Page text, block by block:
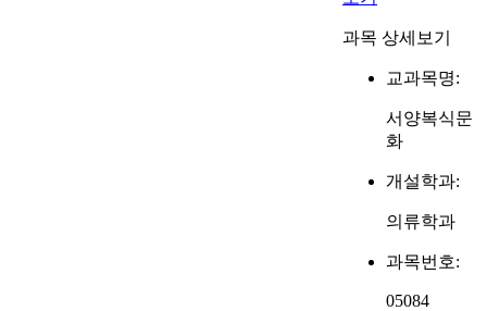
과목 상세보기
교과목명:
서양복식문
화
개설학과:
의류학과
과목번호:
05084